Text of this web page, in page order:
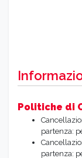
Politiche di
partenza:
partenza: